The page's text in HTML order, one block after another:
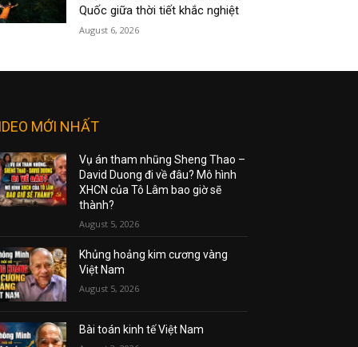
Quốc giữa thời tiết khắc nghiệt
August 6, 2026
MỚI NHẤT
Vụ án tham nhũng Sheng Thao –
David Duong đi về đâu? Mô hình
XHCN của Tô Lâm bao giờ sẽ
thành?
August 5, 2026
Khủng hoảng kim cương vàng
Việt Nam
August 5, 2026
Bài toán kinh tế Việt Nam